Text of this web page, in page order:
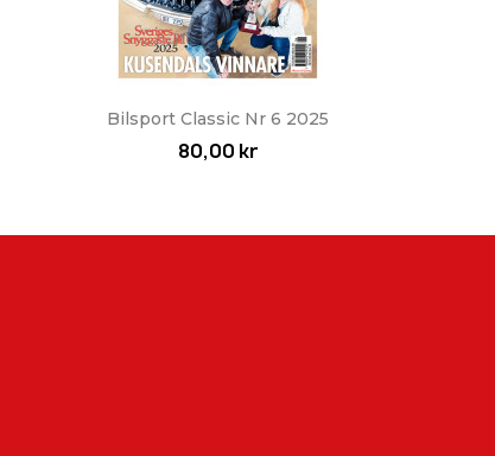
Snabbvy
Bilsport Classic Nr 6 2025
80,00 kr